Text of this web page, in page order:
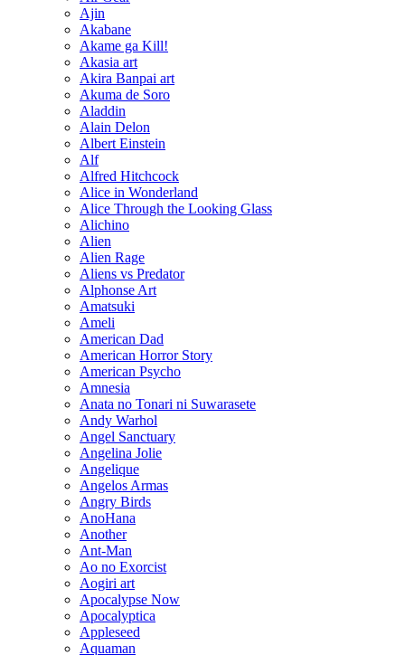
Ajin
Akabane
Akame ga Kill!
Akasia art
Akira Banpai art
Akuma de Soro
Aladdin
Alain Delon
Albert Einstein
Alf
Alfred Hitchcock
Alice in Wonderland
Alice Through the Looking Glass
Alichino
Alien
Alien Rage
Aliens vs Predator
Alphonse Art
Amatsuki
Ameli
American Dad
American Horror Story
American Psycho
Amnesia
Anata no Tonari ni Suwarasete
Andy Warhol
Angel Sanctuary
Angelina Jolie
Angelique
Angelos Armas
Angry Birds
AnoHana
Another
Ant-Man
Ao no Exorcist
Aogiri art
Apocalypse Now
Apocalyptica
Appleseed
Aquaman